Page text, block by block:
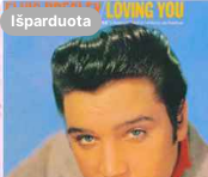
Išparduota